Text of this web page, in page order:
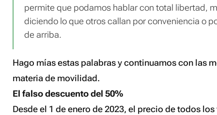
permite que podamos hablar con total libertad,
diciendo lo que otros callan por conveniencia o
de arriba.
Hago mías estas palabras y continuamos con las
materia de movilidad.
El falso descuento del 50%
Desde el 1 de enero de 2023, el precio de todos